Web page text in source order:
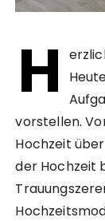
H
vorstellen.
Hochzeit
der Hochzeit